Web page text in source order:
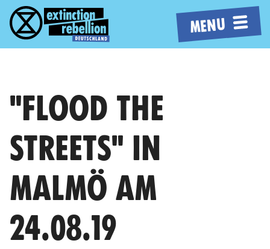
MENU
"FLOOD THE
STREETS" IN
MALMÖ AM
24.08.19